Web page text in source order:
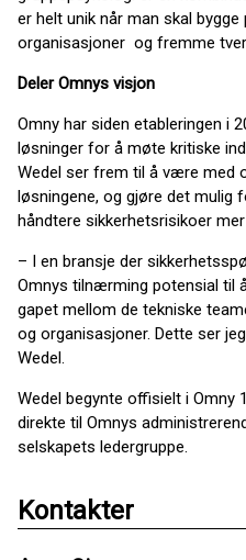
er helt unik når man skal
organisasjoner og fremme
Deler Omnys visjon
Omny har siden etableringen i
løsninger for å møte kritiske
Wedel ser frem til å være med
løsningene, og gjøre det mulig
håndtere sikkerhetsrisikoer
– I en bransje der
Omnys tilnærming potensial til
gapet mellom de tekniske
og organisasjoner. Dette ser
Wedel.
Wedel begynte offisielt i Omny
direkte til Omnys
selskapets ledergruppe.
Kontakter